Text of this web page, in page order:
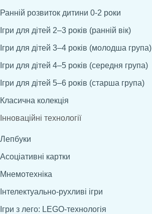
Ранній розвиток дитини 0-2 роки
Ігри для дітей 2–3 років (ранній вік)
Ігри для дітей 3–4 років (молодша група)
Ігри для дітей 4–5 років (середня група)
Ігри для дітей 5–6 років (старша група)
Класична колекція
Інноваційні технології
Лепбуки
Асоціативні картки
Мнемотехніка
Інтелектуально-рухливі ігри
Ігри з лего: LEGO-технологія